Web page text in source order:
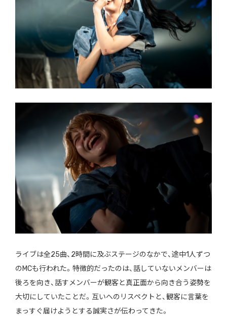
ライブは全25曲、2時間に及ぶステージのなかで、途中1人ずつ
のMCも行われた。特徴的だったのは、話していないメンバーは
後ろを向き、話すメンバーが観客と真正面から向き合う姿勢を
大切にしていたことだ。互いへのリスペクトと、観客に言葉を
まっすぐ届けようとする誠実さが伝わってきた。